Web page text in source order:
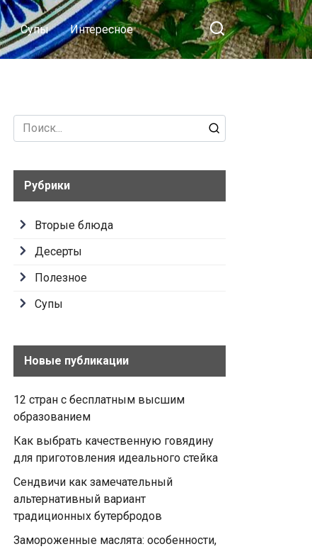
Супы Интересное
Search
for:
Рубрики
Вторые блюда
Десерты
Полезное
Супы
Новые публикации
12 стран с бесплатным высшим
образованием
Как выбрать качественную говядину
для приготовления идеального стейка
Сендвичи как замечательный
альтернативный вариант
традиционных бутербродов
Замороженные маслята: особенности,